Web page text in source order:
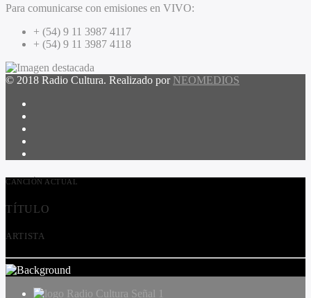
Para comunicarse con emisiones en VIVO:
+ (54) 9 11 3987 4117
+ (54) 9 11 3987 4118
© 2018 Radio Cultura. Realizado por NEOMEDIOS
CANCIÓN ACTUAL
TÍTULO
ARTISTA
Radio Cultura Señal 1